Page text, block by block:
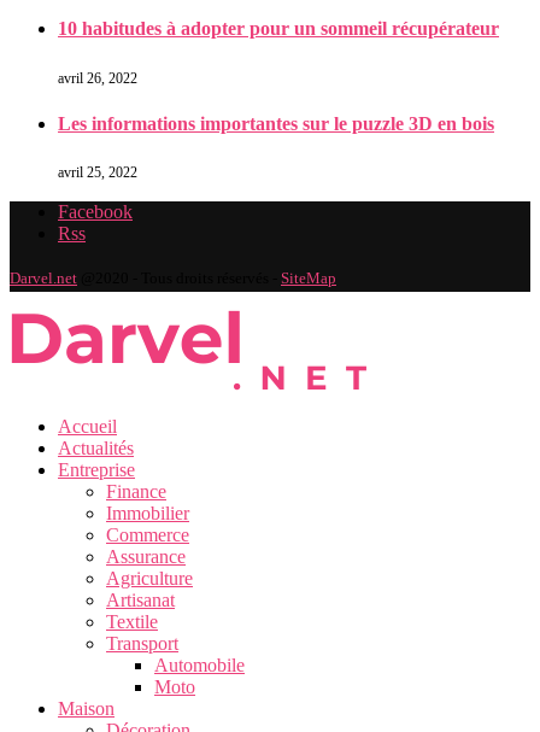
10 habitudes à adopter pour un sommeil récupérateur
avril 26, 2022
Les informations importantes sur le puzzle 3D en bois
avril 25, 2022
Facebook
Rss
Darvel.net SiteMap
Accueil
Actualités
Entreprise
Finance
Immobilier
Commerce
Assurance
Agriculture
Artisanat
Textile
Transport
Automobile
Moto
Maison